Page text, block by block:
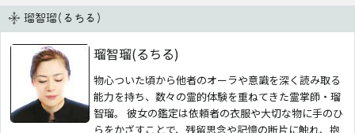
瑠智瑠(るちる)
瑠智瑠(るちる)
物心ついた頃から他者のオーラや意識を深く読み取る
能力を持ち、数々の霊的体験を重ねてきた霊掌師・瑠
智瑠。 彼女の鑑定は依頼者の衣服や大切な物に手のひ
らをかざすことで、残留思念や記憶の断片に触れ、抱